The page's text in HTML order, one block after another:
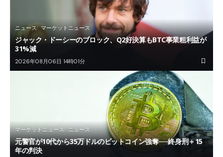
ニュース マーケットニュース
ジャック・ドーシーのブロック、Q2好決算もBTC事業粗利益が
31%減
2026年08月06日 14時01分
マーケットニュース ニュース
元警官が10代から35万ドルのビットコイン強奪──終身刑＋15
年の判決